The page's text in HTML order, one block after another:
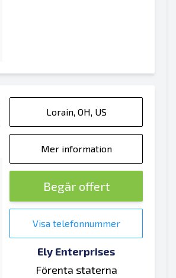
Lorain, OH, US
Mer information
Begär offert
Visa telefonnummer
Ely Enterprises
Förenta staterna